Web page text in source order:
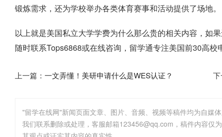
锻炼需求，还为学校举办各类体育赛事和活动提供了场地。
以上就是美国私立大学学费为什么那么贵的相关内容，如
随时联系Tops6868或在线咨询，留学通专注美国前30高
上一篇： 一文弄懂！美研申请什么是WES认证？
"留学在线网"新闻页面文章、图片、音频、视频等稿件均为自媒